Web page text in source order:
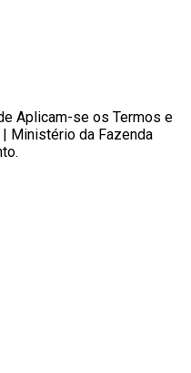
Aplicam-se os Termos e
Ministério da Fazenda